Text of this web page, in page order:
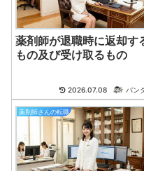
薬剤師が退職時に返却す
もの及び受け取るもの
2026.07.08 パン
薬剤師さんの転職